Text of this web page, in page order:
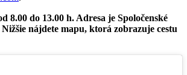
do 13.00 h. Adresa je Spoločenské
nájdete mapu, ktorá zobrazuje cestu